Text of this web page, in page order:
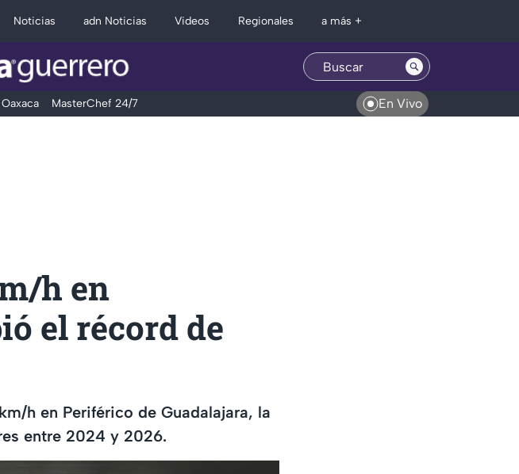
Noticias adn Noticias Videos Regionales a más +
Oaxaca MasterChef 24/7 En Vivo
h en
el récord de
h en Periférico de Guadalajara, la
entre 2024 y 2026.